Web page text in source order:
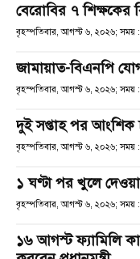
বেরোবির ৭ শিক্ষকের
বৃহস্পতিবার, আগস্ট ৬, ২০২৬; সময়
জামায়াত-বিএনপি
বৃহস্পতিবার, আগস্ট ৬, ২০২৬; সময়
দুই সপ্তাহ পর আংশিক
বৃহস্পতিবার, আগস্ট ৬, ২০২৬; সময়
১ ঘণ্টা পর খুলে
বৃহস্পতিবার, আগস্ট ৬, ২০২৬; সময়
১৬ আগস্ট ফ্যামিলি